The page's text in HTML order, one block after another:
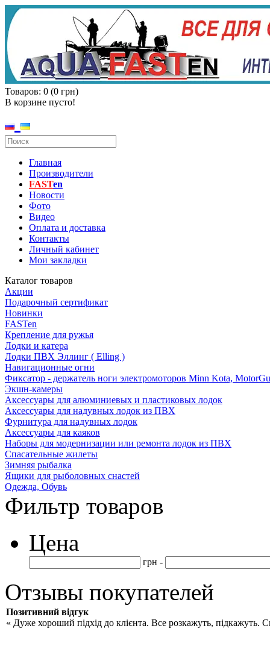
Товаров: 0 (0 грн)
В корзине пусто!
Главная
Производители
FASTen
Новости
Фото
Видео
Оплата и доставка
Контакты
Личный кабинет
Мои закладки
Каталог товаров
Акции
Подарочный сертификат
Новинки
FASTen
Крепление для ружья
Лодки и катера
Лодки ПВХ Эллинг ( Elling )
Навигационные огни
Фиксатор - держатель ноги электромоторов Minn Kota,
Экшн-камеры
Аксессуары для алюминиевых и пластиковых лодок
Аксессуары для надувных лодок из ПВХ
Фурнитура для надувных лодок
Аксессуары для каяков
Наборы для модернизации или ремонта лодок из ПВХ
Спасательные жилеты
Зимняя рыбалка
Ящики для рыболовных снастей
Одежда, Обувь
Фильтр товаров
Цена
грн -
Отзывы покупателей
Позитивний відгук
« Дуже хороший підхід до клієнта. Все розкажуть, підкажуть.